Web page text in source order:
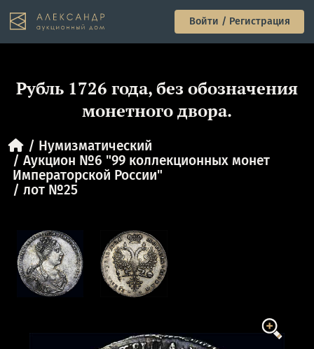
Войти / Регистрация
Рубль 1726 года, без обозначения
монетного двора.
Нумизматический
Аукцион №6 "99 коллекционных монет
Императорской России"
лот №25